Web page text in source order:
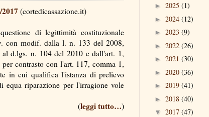
(cortedicassazione.it)
di legittimità costituzionale
con modif. dalla l. n. 133 del 2008,
d.lgs. n. 104 del 2010 e dall'art. 1,
contrasto con l'art. 117, comma 1,
in cui qualifica l'istanza di prelievo
equa riparazione per l'irragione vole
(leggi tutto…)
► 2025 (1)
► 2024 (12)
► 2023 (9)
► 2022 (26)
► 2021 (30)
► 2020 (36)
► 2019 (41)
► 2018 (40)
▼ 2017 (47)